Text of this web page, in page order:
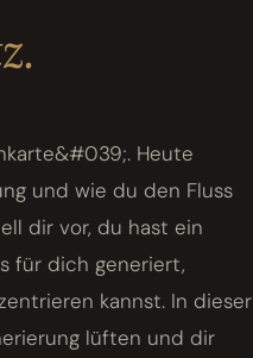
Heute
und wie du den Fluss
dir vor, du hast ein
für dich generiert,
kannst. In dieser
lüften und dir